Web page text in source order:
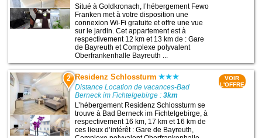
Situé à Goldkronach, l’hébergement Fewo
Franken met à votre disposition une
connexion Wi-Fi gratuite et offre une vue
sur le jardin. Cet appartement est à
respectivement 12 km et 13 km de : Gare
de Bayreuth et Complexe polyvalent
Oberfrankenhalle Bayreuth ...
2 Residenz Schlossturm
Distance Location de vacances-Bad
Berneck im Fichtelgebirge :3km
L’hébergement Residenz Schlossturm se
trouve à Bad Berneck im Fichtelgebirge, à
respectivement 16 km, 17 km et 16 km de
ces lieux d’intérêt : Gare de Bayreuth,
VOIR
L'OFFRE